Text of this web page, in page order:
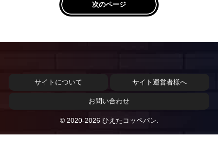
次のページ
サイトについて サイト運営者様へ
お問い合わせ
© 2020-2026 ひえたコッペパン.